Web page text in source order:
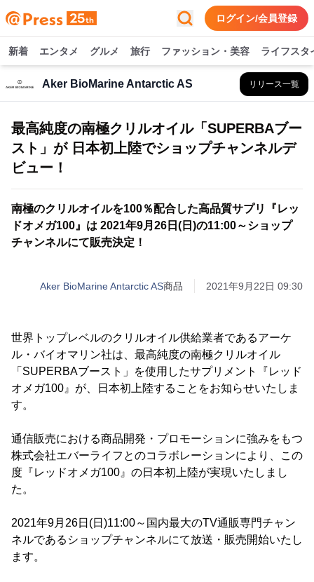
ログイン/会員登録
新着 エンタメ グルメ 旅行 ファッション・美容 ライフスタ
Aker BioMarine Antarctic AS リリース一覧
最高純度の南極クリルオイル「SUPERBAブー
スト」が 日本初上陸でショップチャンネルデ
ビュー！
南極のクリルオイルを100％配合した高品質サプリ『レッ
ドオメガ100』は 2021年9月26日(日)の11:00～ショップ
チャンネルにて販売決定！
Aker BioMarine Antarctic AS商品 2021年9月22日 09:30
世界トップレベルのクリルオイル供給業者であるアーケ
ル・バイオマリン社は、最高純度の南極クリルオイル
「SUPERBAブースト」を使用したサプリメント『レッド
オメガ100』が、日本初上陸することをお知らせいたしま
す。
通信販売における商品開発・プロモーションに強みをもつ
株式会社エバーライフとのコラボレーションにより、この
度『レッドオメガ100』の日本初上陸が実現いたしまし
た。
2021年9月26日(日)11:00～国内最大のTV通販専門チャン
ネルであるショップチャンネルにて放送・販売開始いたし
ます。